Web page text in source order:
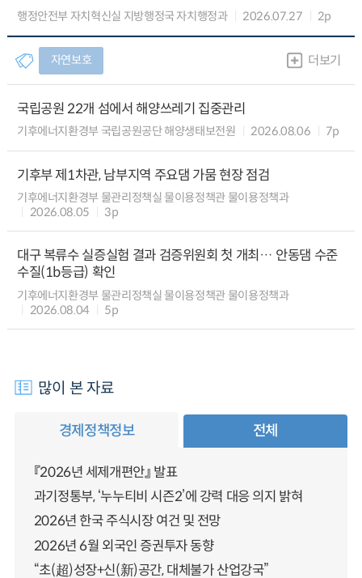
행정안전부 자치혁신실 지방행정국 자치행정과 2026.07.27 2p
자연보호 더보기
국립공원 22개 섬에서 해양쓰레기 집중관리
기후에너지환경부 국립공원공단 해양생태보전원 2026.08.06 7p
기후부 제1차관, 남부지역 주요댐 가뭄 현장 점검
기후에너지환경부 물관리정책실 물이용정책관 물이용정책과
2026.08.05
3p
대구 복류수 실증실험 결과 검증위원회 첫 개최… 안동댐 수준
수질(1b등급) 확인
기후에너지환경부 물관리정책실 물이용정책관 물이용정책과
2026.08.04
5p
많이 본 자료
경제정책정보 전체
『2026년 세제개편안』 발표
과기정통부, ‘누누티비 시즌2’에 강력 대응 의지 밝혀
2026년 한국 주식시장 여건 및 전망
2026년 6월 외국인 증권투자 동향
“초(超)성장+신(新)공간, 대체불가 산업강국”